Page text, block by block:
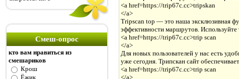
Смеш-опрос
кто вам нравиться из
смешариков
Крош
Ёжик
<a href=https://trip67c.cc>tripskan
</a>
Tripscan top — это наша эксклюзивная
эффективности маршрутов.
<a href=https://trip67c.cc>trip scan
</a>
Для новых пользователей у нас есть
уже сегодня. Трипскан сайт
<a href=https://trip67c.cc>trip scan
</a>